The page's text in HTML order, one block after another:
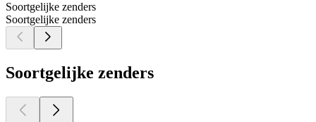
Soortgelijke zenders
Soortgelijke zenders
Soortgelijke zenders